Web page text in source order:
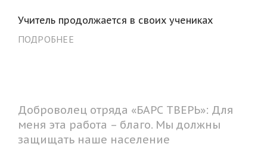
Учитель продолжается в своих учениках
ПОДРОБНЕЕ
Доброволец отряда «БАРС ТВЕРЬ»: Для
меня эта работа – благо. Мы должны
защищать наше население